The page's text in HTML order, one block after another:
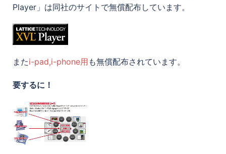
Player」は同社のサイトで無償配布しています。
またi-pad,i-phone用 も無償配布されています。
要するに！